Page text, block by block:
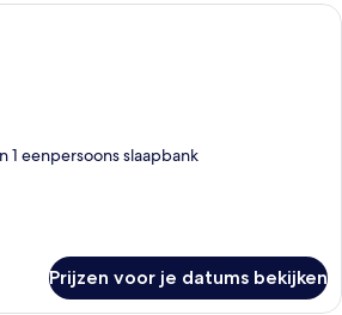
Een moderne badkamer met twee
1 eenpersoons slaapbank
Prijzen voor je datums bekijken